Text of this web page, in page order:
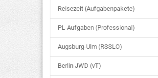
Reisezeit (Aufgabenpakete)
PL-Aufgaben (Professional)
Augsburg-Ulm (RSSLO)
Berlin JWD (vT)